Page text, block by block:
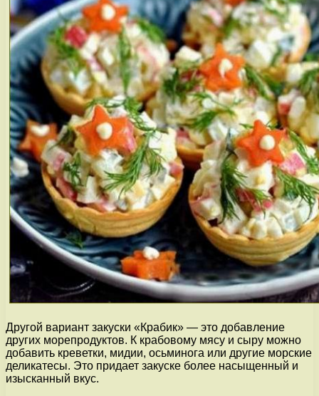
Другой вариант закуски «Крабик» — это добавление
других морепродуктов. К крабовому мясу и сыру можно
добавить креветки, мидии, осьминога или другие морские
деликатесы. Это придает закуске более насыщенный и
изысканный вкус.